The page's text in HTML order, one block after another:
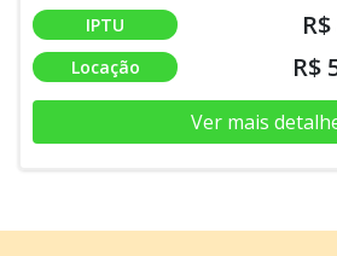
IPTU
Locação R$
Ver mais